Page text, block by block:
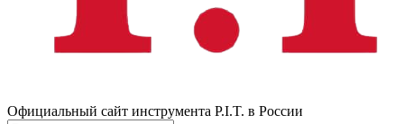
Официальный сайт инструмента P.I.T. в России